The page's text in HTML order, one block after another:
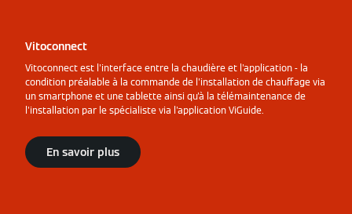
Vitoconnect
Vitoconnect est l'interface entre la chaudière et l'application - la
condition préalable à la commande de l'installation de chauffage via
un smartphone et une tablette ainsi qu'à la télémaintenance de
l'installation par le spécialiste via l'application ViGuide.
En savoir plus